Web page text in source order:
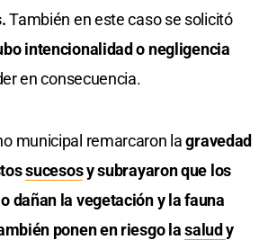
También en este caso se solicitó
intencionalidad o negligencia
en consecuencia.
municipal remarcaron lagravedad
sucesosy subrayaron que los
dañan la vegetación y la fauna
ponen en riesgo lasaludy